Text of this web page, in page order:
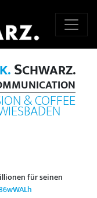
SCHWARZ.
& COFFEE
für seinen